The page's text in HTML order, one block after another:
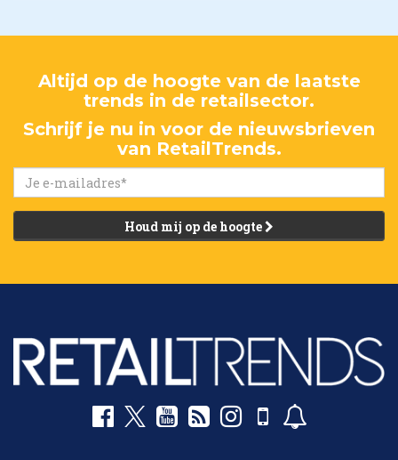
Altijd op de hoogte van de laatste
trends in de retailsector.
Schrijf je nu in voor de nieuwsbrieven
van RetailTrends.
Houd mij op de hoogte